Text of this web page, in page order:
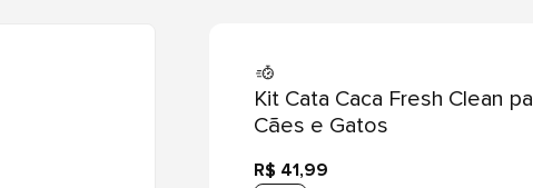
Kit Cata Caca Fresh Clean
Cães e Gatos
R$ 41,99